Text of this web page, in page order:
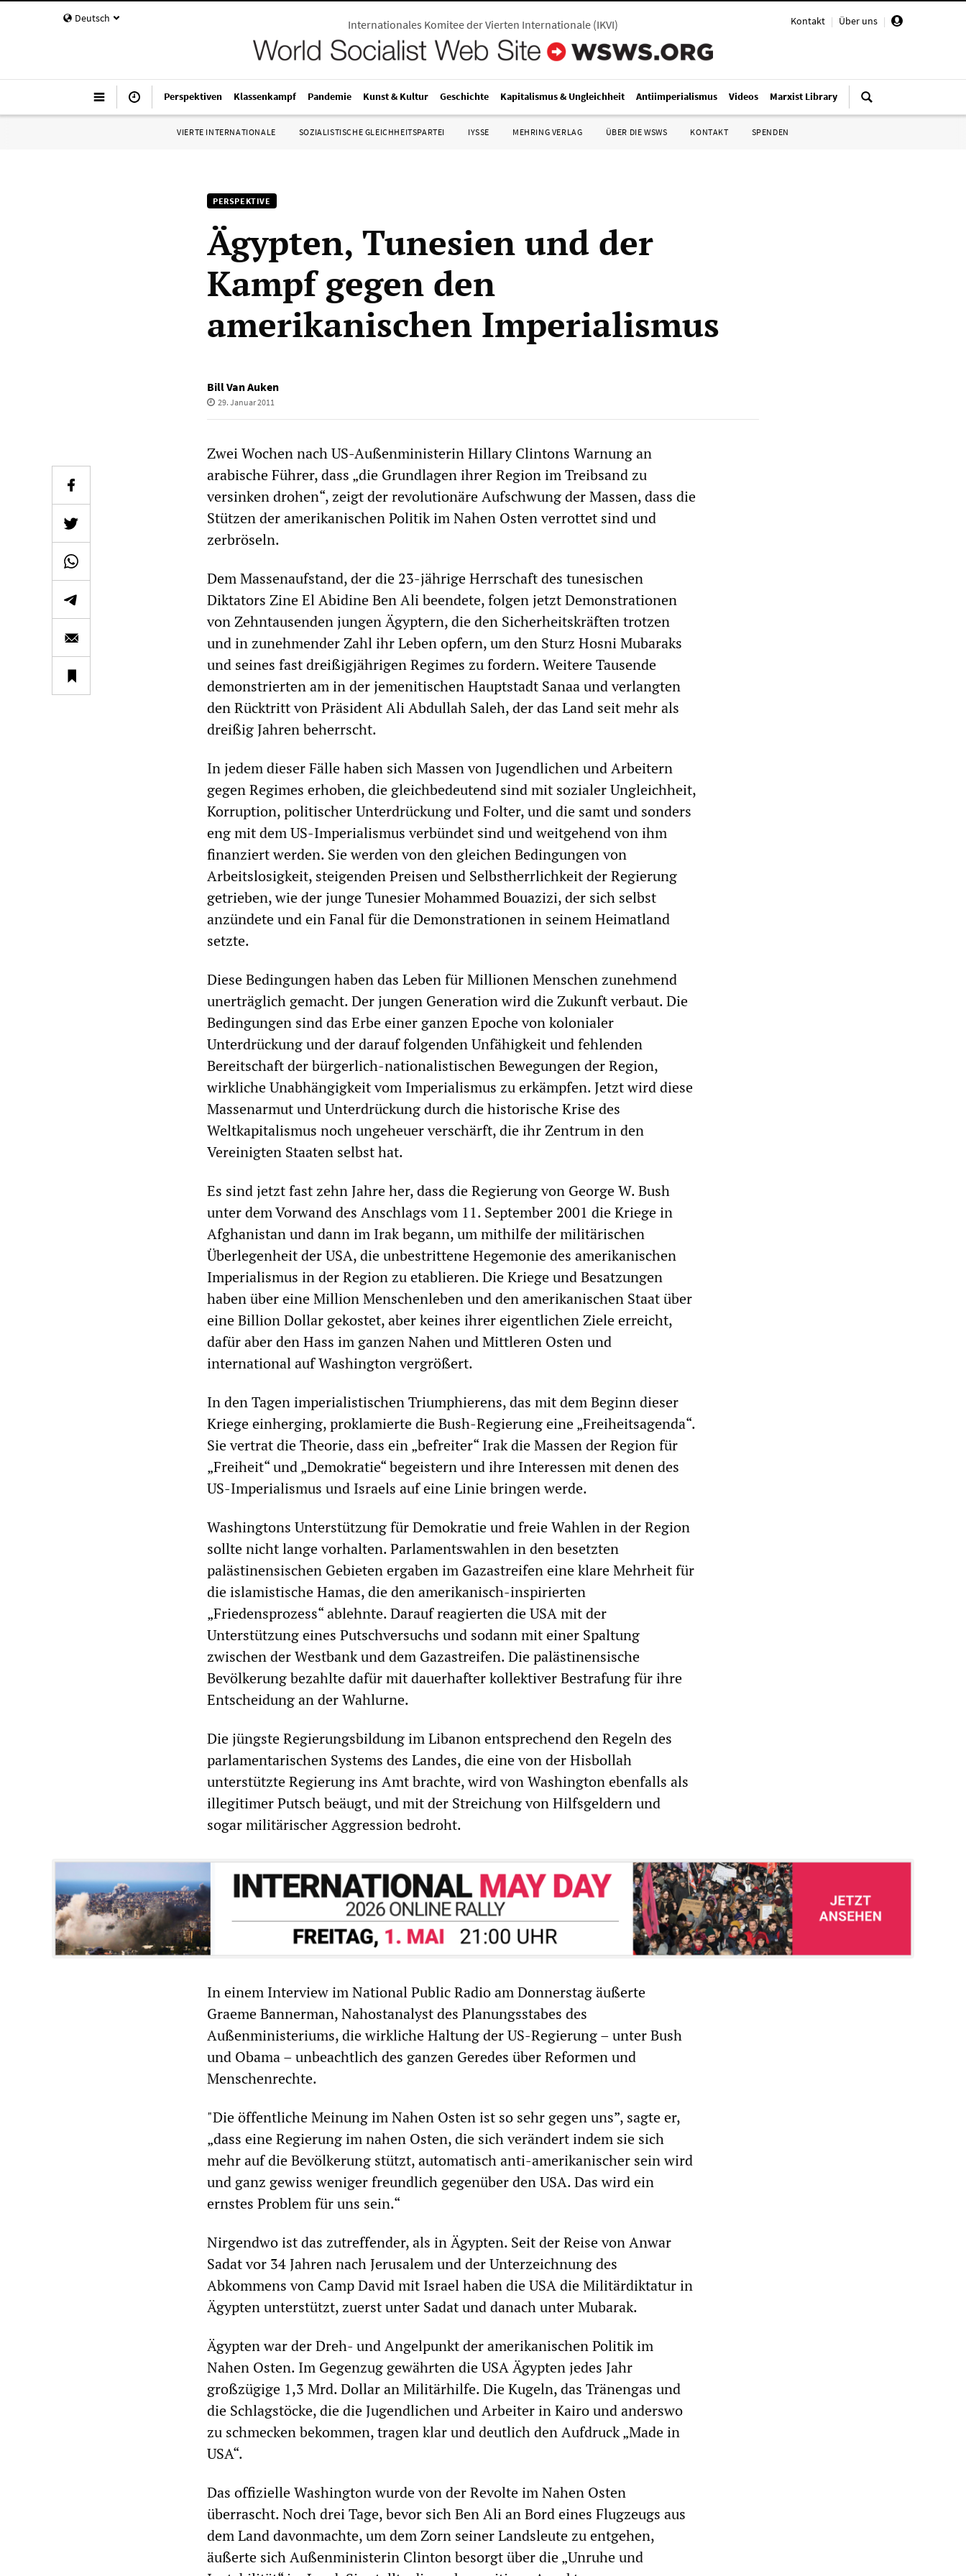
Deutsch Kontakt | Über uns |
Internationales Komitee der Vierten Internationale (IKVI)
Perspektiven Klassenkampf Pandemie Kunst & Kultur Geschichte Kapitalismus & Ungleichheit Antiimperialismus Videos Marxist Library
VIERTE INTERNATIONALE SOZIALISTISCHE GLEICHHEITSPARTEI IYSSE MEHRING VERLAG ÜBER DIE WSWS KONTAKT SPENDEN
PERSPEKTIVE
Ägypten, Tunesien und der
Kampf gegen den
amerikanischen Imperialismus
Bill Van Auken
29. Januar 2011
Zwei Wochen nach US-Außenministerin Hillary Clintons Warnung an
arabische Führer, dass „die Grundlagen ihrer Region im Treibsand zu
versinken drohen“, zeigt der revolutionäre Aufschwung der Massen, dass die
Stützen der amerikanischen Politik im Nahen Osten verrottet sind und
zerbröseln.
Dem Massenaufstand, der die 23-jährige Herrschaft des tunesischen
Diktators Zine El Abidine Ben Ali beendete, folgen jetzt Demonstrationen
von Zehntausenden jungen Ägyptern, die den Sicherheitskräften trotzen
und in zunehmender Zahl ihr Leben opfern, um den Sturz Hosni Mubaraks
und seines fast dreißigjährigen Regimes zu fordern. Weitere Tausende
demonstrierten am in der jemenitischen Hauptstadt Sanaa und verlangten
den Rücktritt von Präsident Ali Abdullah Saleh, der das Land seit mehr als
dreißig Jahren beherrscht.
In jedem dieser Fälle haben sich Massen von Jugendlichen und Arbeitern
gegen Regimes erhoben, die gleichbedeutend sind mit sozialer Ungleichheit,
Korruption, politischer Unterdrückung und Folter, und die samt und sonders
eng mit dem US-Imperialismus verbündet sind und weitgehend von ihm
finanziert werden. Sie werden von den gleichen Bedingungen von
Arbeitslosigkeit, steigenden Preisen und Selbstherrlichkeit der Regierung
getrieben, wie der junge Tunesier Mohammed Bouazizi, der sich selbst
anzündete und ein Fanal für die Demonstrationen in seinem Heimatland
setzte.
Diese Bedingungen haben das Leben für Millionen Menschen zunehmend
unerträglich gemacht. Der jungen Generation wird die Zukunft verbaut. Die
Bedingungen sind das Erbe einer ganzen Epoche von kolonialer
Unterdrückung und der darauf folgenden Unfähigkeit und fehlenden
Bereitschaft der bürgerlich-nationalistischen Bewegungen der Region,
wirkliche Unabhängigkeit vom Imperialismus zu erkämpfen. Jetzt wird diese
Massenarmut und Unterdrückung durch die historische Krise des
Weltkapitalismus noch ungeheuer verschärft, die ihr Zentrum in den
Vereinigten Staaten selbst hat.
Es sind jetzt fast zehn Jahre her, dass die Regierung von George W. Bush
unter dem Vorwand des Anschlags vom 11. September 2001 die Kriege in
Afghanistan und dann im Irak begann, um mithilfe der militärischen
Überlegenheit der USA, die unbestrittene Hegemonie des amerikanischen
Imperialismus in der Region zu etablieren. Die Kriege und Besatzungen
haben über eine Million Menschenleben und den amerikanischen Staat über
eine Billion Dollar gekostet, aber keines ihrer eigentlichen Ziele erreicht,
dafür aber den Hass im ganzen Nahen und Mittleren Osten und
international auf Washington vergrößert.
In den Tagen imperialistischen Triumphierens, das mit dem Beginn dieser
Kriege einherging, proklamierte die Bush-Regierung eine „Freiheitsagenda“.
Sie vertrat die Theorie, dass ein „befreiter“ Irak die Massen der Region für
„Freiheit“ und „Demokratie“ begeistern und ihre Interessen mit denen des
US-Imperialismus und Israels auf eine Linie bringen werde.
Washingtons Unterstützung für Demokratie und freie Wahlen in der Region
sollte nicht lange vorhalten. Parlamentswahlen in den besetzten
palästinensischen Gebieten ergaben im Gazastreifen eine klare Mehrheit für
die islamistische Hamas, die den amerikanisch-inspirierten
„Friedensprozess“ ablehnte. Darauf reagierten die USA mit der
Unterstützung eines Putschversuchs und sodann mit einer Spaltung
zwischen der Westbank und dem Gazastreifen. Die palästinensische
Bevölkerung bezahlte dafür mit dauerhafter kollektiver Bestrafung für ihre
Entscheidung an der Wahlurne.
Die jüngste Regierungsbildung im Libanon entsprechend den Regeln des
parlamentarischen Systems des Landes, die eine von der Hisbollah
unterstützte Regierung ins Amt brachte, wird von Washington ebenfalls als
illegitimer Putsch beäugt, und mit der Streichung von Hilfsgeldern und
sogar militärischer Aggression bedroht.
In einem Interview im National Public Radio am Donnerstag äußerte
Graeme Bannerman, Nahostanalyst des Planungsstabes des
Außenministeriums, die wirkliche Haltung der US-Regierung – unter Bush
und Obama – unbeachtlich des ganzen Geredes über Reformen und
Menschenrechte.
"Die öffentliche Meinung im Nahen Osten ist so sehr gegen uns”, sagte er,
„dass eine Regierung im nahen Osten, die sich verändert indem sie sich
mehr auf die Bevölkerung stützt, automatisch anti-amerikanischer sein wird
und ganz gewiss weniger freundlich gegenüber den USA. Das wird ein
ernstes Problem für uns sein.“
Nirgendwo ist das zutreffender, als in Ägypten. Seit der Reise von Anwar
Sadat vor 34 Jahren nach Jerusalem und der Unterzeichnung des
Abkommens von Camp David mit Israel haben die USA die Militärdiktatur in
Ägypten unterstützt, zuerst unter Sadat und danach unter Mubarak.
Ägypten war der Dreh- und Angelpunkt der amerikanischen Politik im
Nahen Osten. Im Gegenzug gewährten die USA Ägypten jedes Jahr
großzügige 1,3 Mrd. Dollar an Militärhilfe. Die Kugeln, das Tränengas und
die Schlagstöcke, die die Jugendlichen und Arbeiter in Kairo und anderswo
zu schmecken bekommen, tragen klar und deutlich den Aufdruck „Made in
USA“.
Das offizielle Washington wurde von der Revolte im Nahen Osten
überrascht. Noch drei Tage, bevor sich Ben Ali an Bord eines Flugzeugs aus
dem Land davonmachte, um dem Zorn seiner Landsleute zu entgehen,
äußerte sich Außenministerin Clinton besorgt über die „Unruhe und